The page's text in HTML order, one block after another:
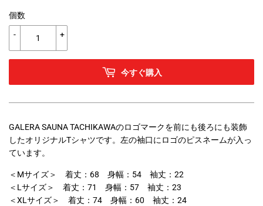
個数
+
-
今すぐ購入
GALERA SAUNA TACHIKAWAのロゴマークを前にも後ろにも装飾
したオリジナルTシャツです。左の袖口にロゴのピスネームが入っ
ています。
＜Mサイズ＞ 着丈：68 身幅：54 袖丈：22
＜Lサイズ＞ 着丈：71 身幅：57 袖丈：23
＜XLサイズ＞ 着丈：74 身幅：60 袖丈：24